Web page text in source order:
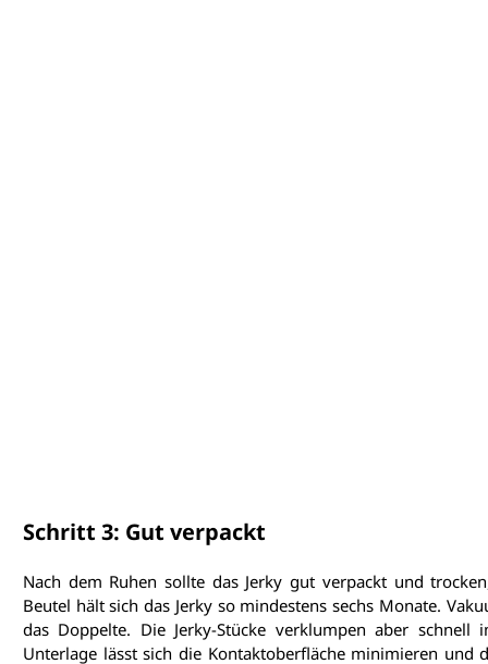
Schritt 3: Gut verpackt
Nach dem Ruhen sollte das Jerky gut verpackt und
Beutel hält sich das Jerky so mindestens sechs Monate.
das Doppelte. Die Jerky-Stücke verklumpen aber
Unterlage lässt sich die Kontaktoberfläche minimieren und